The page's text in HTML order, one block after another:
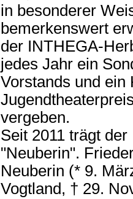
in besonderer
bemerkenswert
der INTHEGA-
jedes Jahr ein
Vorstands und ein
vergeben.
Seit 2011 trägt
"Neuberin".
Neuberin (* 9.
Vogtland, † 29.